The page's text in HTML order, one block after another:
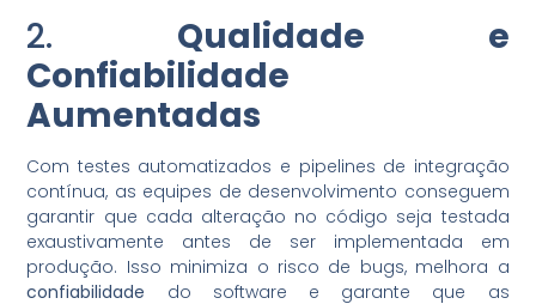
2. Qualidade e
Confiabilidade
Aumentadas
Com testes automatizados e pipelines de integração
contínua, as equipes de desenvolvimento conseguem
garantir que cada alteração no código seja testada
exaustivamente antes de ser implementada em
produção. Isso minimiza o risco de bugs, melhora a
confiabilidade do software e garante que as